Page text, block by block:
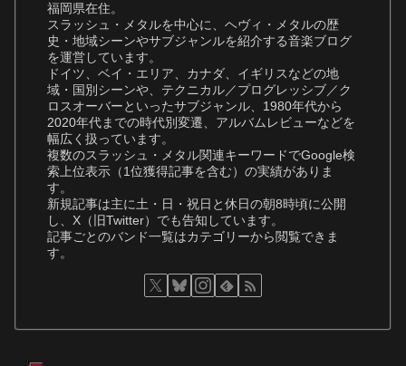
福岡県在住。
スラッシュ・メタルを中心に、ヘヴィ・メタルの歴
史・地域シーンやサブジャンルを紹介する音楽ブログ
を運営しています。
ドイツ、ベイ・エリア、カナダ、イギリスなどの地
域・国別シーンや、テクニカル／プログレッシブ／ク
ロスオーバーといったサブジャンル、1980年代から
2020年代までの時代別変遷、アルバムレビューなどを
幅広く扱っています。
複数のスラッシュ・メタル関連キーワードでGoogle検
索上位表示（1位獲得記事を含む）の実績がありま
す。
新規記事は主に土・日・祝日と休日の朝8時頃に公開
し、X（旧Twitter）でも告知しています。
記事ごとのバンド一覧はカテゴリーから閲覧できま
す。